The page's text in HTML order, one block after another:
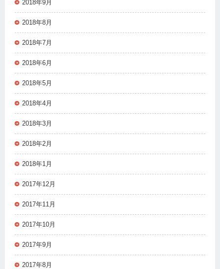
2018年9月
2018年8月
2018年7月
2018年6月
2018年5月
2018年4月
2018年3月
2018年2月
2018年1月
2017年12月
2017年11月
2017年10月
2017年9月
2017年8月